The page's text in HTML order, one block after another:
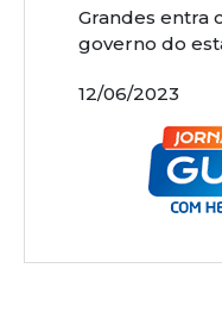
Grandes entra
governo do
12/06/2023